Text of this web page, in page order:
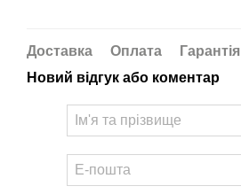
Доставка Оплата
Гарантія
Новий відгук або коментар